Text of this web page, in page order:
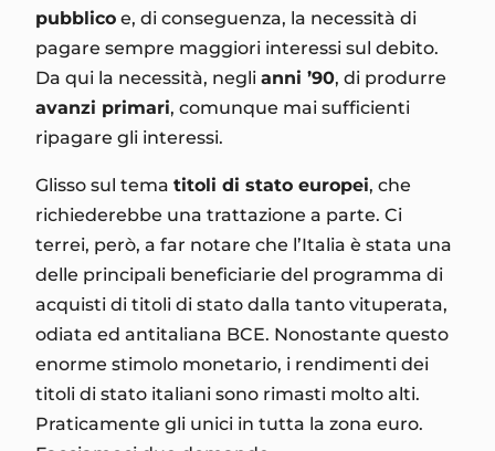
pubblico e, di conseguenza, la necessità di
pagare sempre maggiori interessi sul debito.
Da qui la necessità, negli anni ’90, di produrre
avanzi primari, comunque mai sufficienti
ripagare gli interessi.
Glisso sul tema titoli di stato europei, che
richiederebbe una trattazione a parte. Ci
terrei, però, a far notare che l’Italia è stata una
delle principali beneficiarie del programma di
acquisti di titoli di stato dalla tanto vituperata,
odiata ed antitaliana BCE. Nonostante questo
enorme stimolo monetario, i rendimenti dei
titoli di stato italiani sono rimasti molto alti.
Praticamente gli unici in tutta la zona euro.